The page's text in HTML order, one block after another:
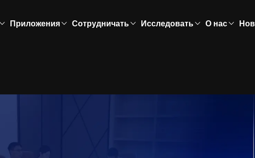
Приложения Сотрудничать Исследовать О нас